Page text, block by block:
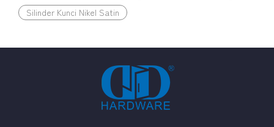
Silinder Kunci Nikel Satin